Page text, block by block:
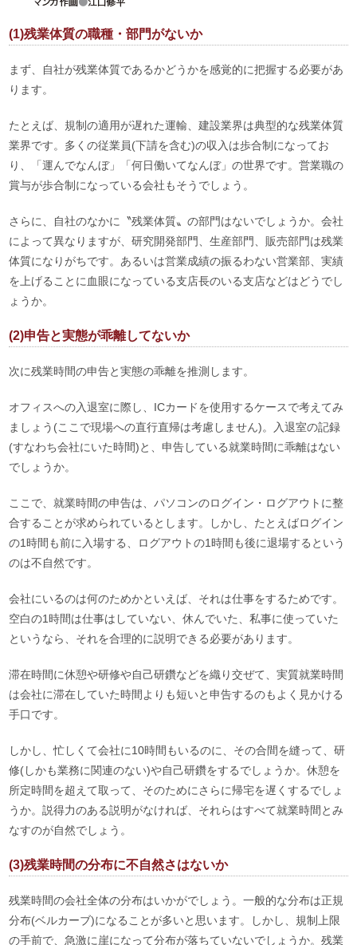
(1)残業体質の職種・部門がないか
まず、自社が残業体質であるかどうかを感覚的に把握する必要があ
ります。
たとえば、規制の適用が遅れた運輸、建設業界は典型的な残業体質
業界です。多くの従業員(下請を含む)の収入は歩合制になってお
り、「運んでなんぼ」「何日働いてなんぼ」の世界です。営業職の
賞与が歩合制になっている会社もそうでしょう。
さらに、自社のなかに〝残業体質〟の部門はないでしょうか。会社
によって異なりますが、研究開発部門、生産部門、販売部門は残業
体質になりがちです。あるいは営業成績の振るわない営業部、実績
を上げることに血眼になっている支店長のいる支店などはどうでし
ょうか。
(2)申告と実態が乖離してないか
次に残業時間の申告と実態の乖離を推測します。
オフィスへの入退室に際し、ICカードを使用するケースで考えてみ
ましょう(ここで現場への直行直帰は考慮しません)。入退室の記録
(すなわち会社にいた時間)と、申告している就業時間に乖離はない
でしょうか。
ここで、就業時間の申告は、パソコンのログイン・ログアウトに整
合することが求められているとします。しかし、たとえばログイン
の1時間も前に入場する、ログアウトの1時間も後に退場するという
のは不自然です。
会社にいるのは何のためかといえば、それは仕事をするためです。
空白の1時間は仕事はしていない、休んでいた、私事に使っていた
というなら、それを合理的に説明できる必要があります。
滞在時間に休憩や研修や自己研鑽などを織り交ぜて、実質就業時間
は会社に滞在していた時間よりも短いと申告するのもよく見かける
手口です。
しかし、忙しくて会社に10時間もいるのに、その合間を縫って、研
修(しかも業務に関連のない)や自己研鑽をするでしょうか。休憩を
所定時間を超えて取って、そのためにさらに帰宅を遅くするでしょ
うか。説得力のある説明がなければ、それらはすべて就業時間とみ
なすのが自然でしょう。
(3)残業時間の分布に不自然さはないか
残業時間の会社全体の分布はいかがでしょう。一般的な分布は正規
分布(ベルカーブ)になることが多いと思います。しかし、規制上限
の手前で、急激に崖になって分布が落ちていないでしょうか。残業